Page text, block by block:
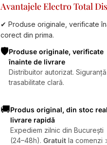
Avantajele Electro Total
✔ Produse originale, verificate
corect din prima.
🛡️Produse originale, verificate
înainte de livrare
Distribuitor autorizat.
trasabilitate clară.
🚚Produs original, din stoc
livrare rapidă
Expediem zilnic din București
(24–48h). Gratuit la comenzi